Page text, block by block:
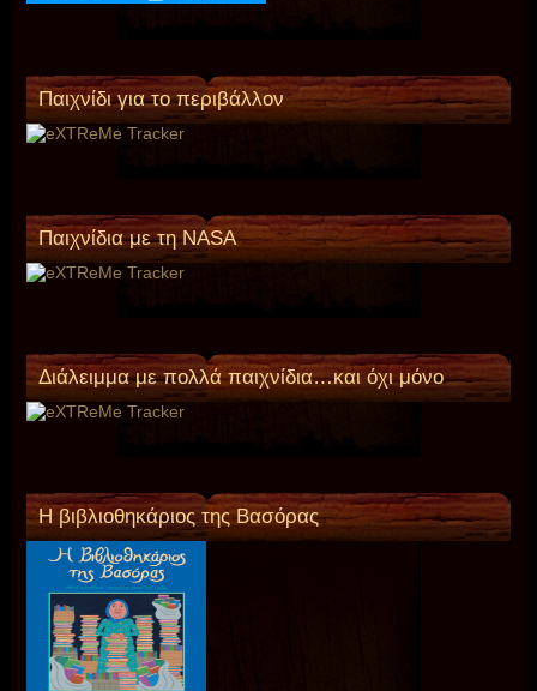
Παιχνίδι για το περιβάλλον
Παιχνίδια με τη NASA
Διάλειμμα με πολλά παιχνίδια…και όχι μόνο
Η βιβλιοθηκάριος της Βασόρας